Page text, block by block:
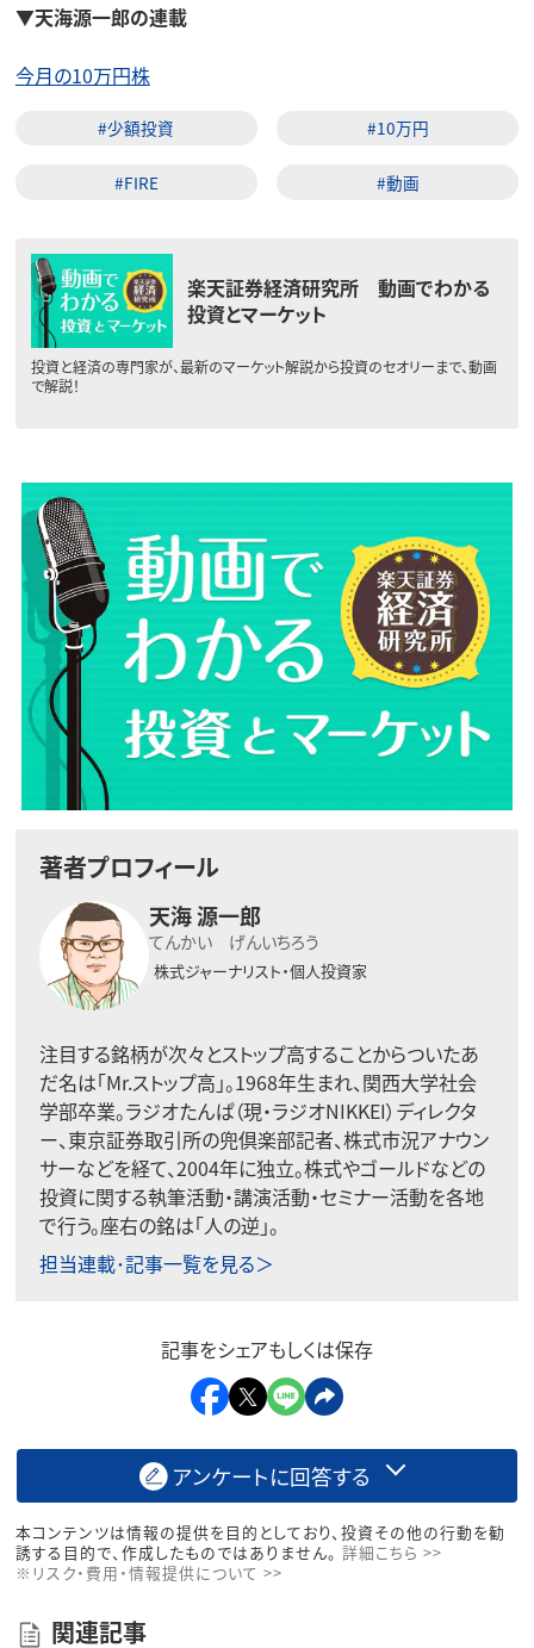
▼天海源一郎の連載
今月の10万円株
#少額投資 #10万円
#FIRE #動画
楽天証券経済研究所 動画でわかる
投資とマーケット
投資と経済の専門家が、最新のマーケット解説から投資のセオリーまで、動画
で解説！
著者プロフィール
天海 源一郎
てんかい げんいちろう
株式ジャーナリスト・個人投資家
注目する銘柄が次々とストップ高することからついたあ
だ名は「Mr.ストップ高」。1968年生まれ、関西大学社会
学部卒業。ラジオたんぱ（現・ラジオNIKKEI）ディレクタ
ー、東京証券取引所の兜倶楽部記者、株式市況アナウン
サーなどを経て、2004年に独立。株式やゴールドなどの
投資に関する執筆活動・講演活動・セミナー活動を各地
で行う。座右の銘は「人の逆」。
担当連載･記事一覧を見る＞
記事をシェアもしくは保存
アンケートに回答する
本コンテンツは情報の提供を目的としており、投資その他の行動を勧
誘する目的で、作成したものではありません。 詳細こちら >>
※リスク・費用・情報提供について >>
関連記事